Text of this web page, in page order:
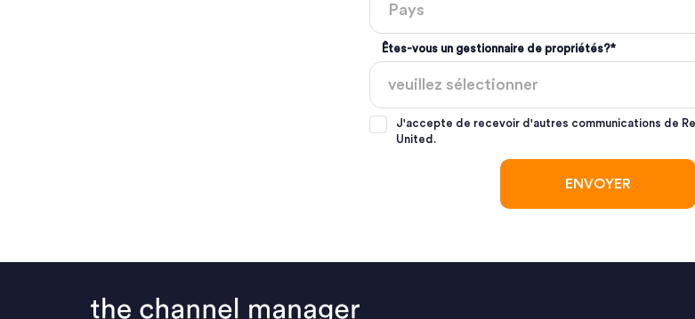
Êtes-vous un gestionnaire de propriétés?*
J'accepte de recevoir d'autres communications de
United.